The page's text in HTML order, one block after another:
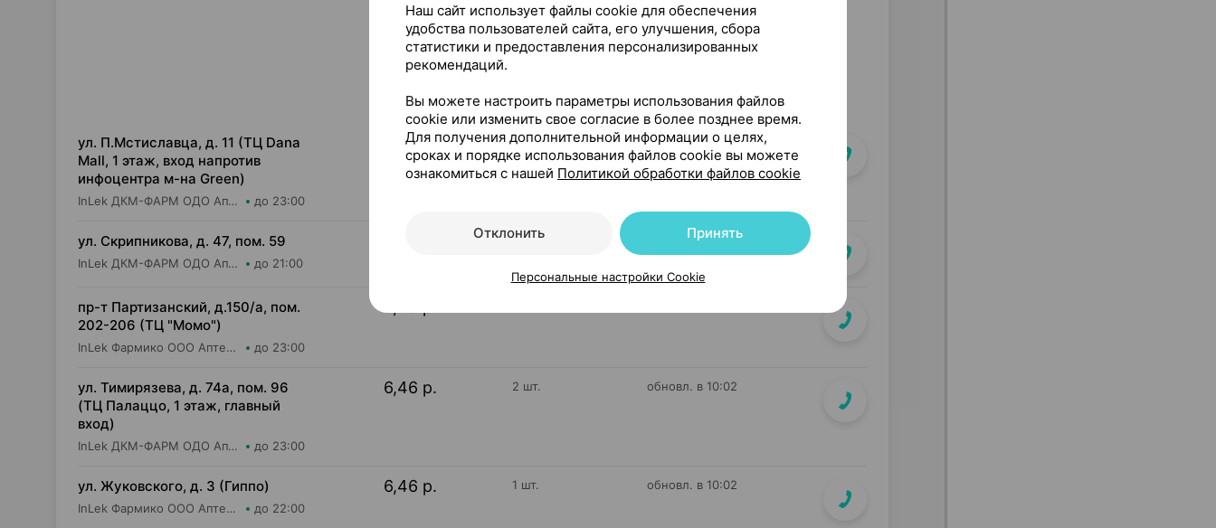
На карте
10
ул. П.Мстиславца, д. 11 (ТЦ Dana
Mall, 1 этаж, вход напротив
инфоцентра м-на Green)
InLek ДКМ-ФАРМ ОДО Аптека №38 до 23:00
6,46 р. 2 шт. обновл. в 10:02
ул. Скрипникова, д. 47, пом. 59
InLek ДКМ-ФАРМ ОДО Аптека №43 до 21:00
2 шт. обновл. в 10:02
пр-т Партизанский, д.150/а, пом.
202-206 (ТЦ "Момо")
InLek Фармико ООО Аптека №26 до 23:00
ул. Тимирязева, д. 74а, пом. 96
(ТЦ Палаццо, 1 этаж, главный
вход)
InLek ДКМ-ФАРМ ОДО Аптека №49 до 23:00
6,46 р. 2 шт. обновл. в 10:02
ул. Жуковского, д. 3 (Гиппо)
InLek Фармико ООО Аптека №12 до 22:00
6,46 р. 1 шт. обновл. в 10:02
Наш сайт использует файлы cookie для обеспечения
удобства пользователей сайта, его улучшения, сбора
статистики и предоставления персонализированных
рекомендаций.
Вы можете настроить параметры использования файлов
cookie или изменить свое согласие в более позднее время.
Для получения дополнительной информации о целях,
сроках и порядке использования файлов cookie вы можете
ознакомиться с нашей Политикой обработки файлов cookie
Отклонить Принять
Персональные настройки Cookie